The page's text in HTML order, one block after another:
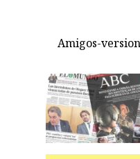
Amigos-